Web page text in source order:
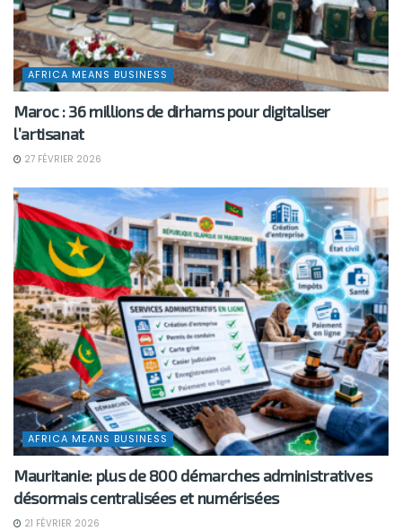
AFRICA MEANS BUSINESS
Maroc : 36 millions de dirhams pour digitaliser
l’artisanat
27 FÉVRIER 2026
AFRICA MEANS BUSINESS
Mauritanie: plus de 800 démarches administratives
désormais centralisées et numérisées
21 FÉVRIER 2026